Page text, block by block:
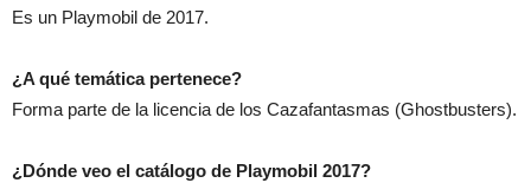
Es un Playmobil de 2017.
¿A qué temática pertenece?
Forma parte de la licencia de los Cazafantasmas (Ghostbusters).
¿Dónde veo el catálogo de Playmobil 2017?